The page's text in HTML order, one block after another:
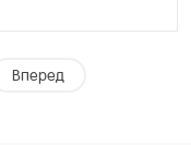
Вперед